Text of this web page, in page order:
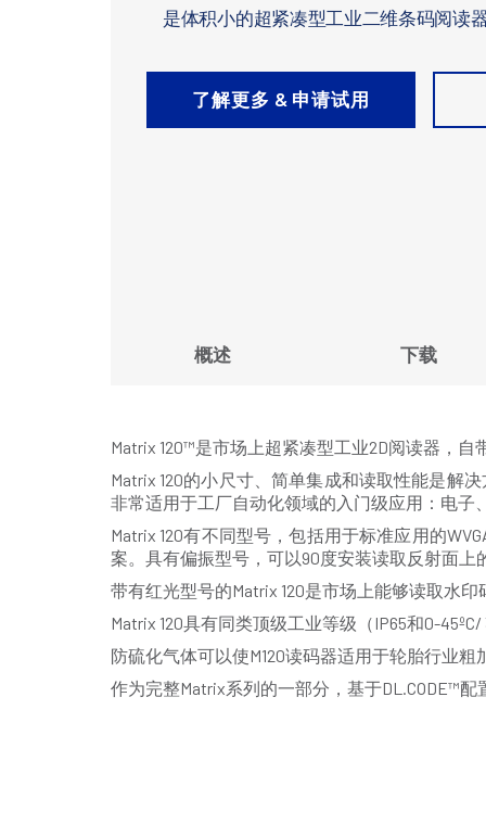
是体积小的超紧凑型工业二维条码阅读
了解更多 & 申请试用
概述 下载
Matrix 120™是市场上超紧凑型工业2D阅读器，
Matrix 120的小尺寸、简单集成和读取性能是解
非常适用于工厂自动化领域的入门级应用：电子
Matrix 120有不同型号，包括用于标准应用的
案。具有偏振型号，可以90度安装读取反射面上
带有红光型号的Matrix 120是市场上能够读取水
Matrix 120具有同类顶级工业等级（IP65和0-
防硫化气体可以使M120读码器适用于轮胎行业
作为完整Matrix系列的一部分，基于DL.CODE™